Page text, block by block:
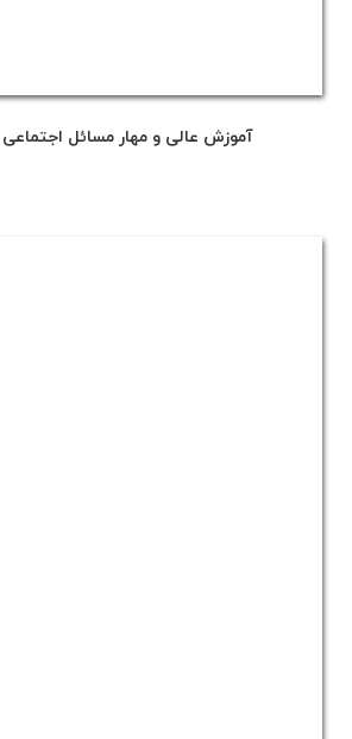
آموزش عالی و مهار مسائل